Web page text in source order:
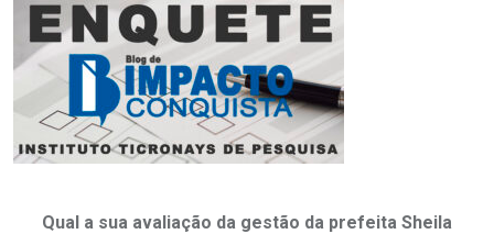
Qual a sua avaliação da gestão da prefeita Sheila